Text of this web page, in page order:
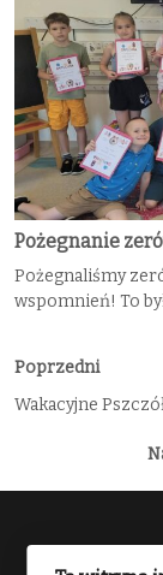
Pożegnanie
Pożegnaliśmy
wspomnień! To
Poprzedni
Wakacyjne